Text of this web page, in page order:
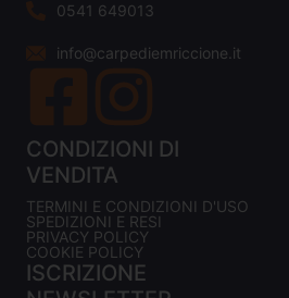
0541 649013
info@carpediemriccione.it
CONDIZIONI DI
VENDITA
TERMINI E CONDIZIONI D'USO
SPEDIZIONI E RESI
PRIVACY POLICY
COOKIE POLICY
ISCRIZIONE